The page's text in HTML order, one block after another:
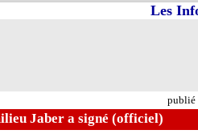
publié
Les
Jaber a signé (officiel)